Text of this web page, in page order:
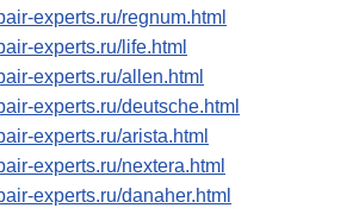
experts.ru/regnum.html
experts.ru/life.html
experts.ru/allen.html
experts.ru/deutsche.html
experts.ru/arista.html
experts.ru/nextera.html
experts.ru/danaher.html